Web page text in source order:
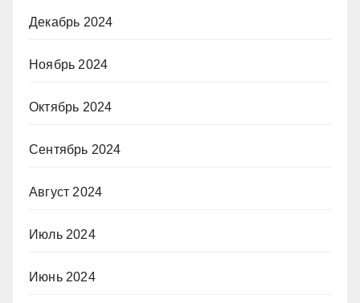
Декабрь 2024
Ноябрь 2024
Октябрь 2024
Сентябрь 2024
Август 2024
Июль 2024
Июнь 2024